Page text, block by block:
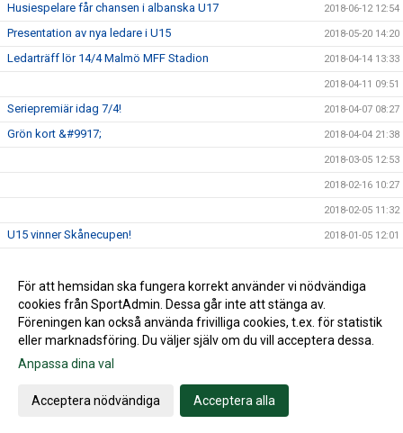
Husiespelare får chansen i albanska U17 2018-06-12 12:54
Presentation av nya ledare i U15 2018-05-20 14:20
Ledarträff lör 14/4 Malmö MFF Stadion 2018-04-14 13:33
2018-04-11 09:51
Seriepremiär idag 7/4! 2018-04-07 08:27
Grön kort &#9917; 2018-04-04 21:38
2018-03-05 12:53
2018-02-16 10:27
2018-02-05 11:32
U15 vinner Skånecupen! 2018-01-05 12:01
2017-08-21 09:37
2016-03-20 04:04
Gå till Webbversion
För att hemsidan ska fungera korrekt använder vi nödvändiga
cookies från SportAdmin. Dessa går inte att stänga av.
Föreningen kan också använda frivilliga cookies, t.ex. för statistik
eller marknadsföring. Du väljer själv om du vill acceptera dessa.
Anpassa dina val
Acceptera nödvändiga Acceptera alla